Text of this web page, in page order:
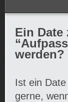
Ein Date
werden?
Ist ein
gerne,